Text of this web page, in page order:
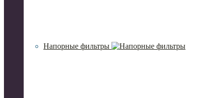
Напорные фильтры